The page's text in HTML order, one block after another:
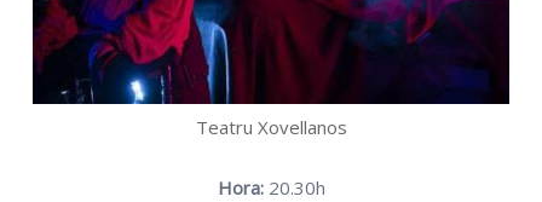
Teatru Xovellanos
Hora:20.30h